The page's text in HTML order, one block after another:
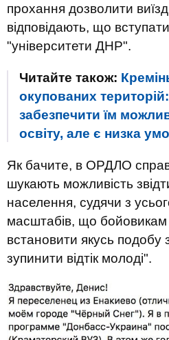
прохання дозволити
відповідають, що
"університети ДНР".
Читайте також:
окупованих
забезпечити їм
освіту, але є низка
Як бачите, в ОРДЛО
шукають можливість
населення, судячи з
масштабів, що бойовикам
встановити якусь подобу
зупинити відтік молоді".